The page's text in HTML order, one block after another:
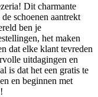
Dit charmante
schoenen aantrekt
ben je
het maken
dat elke klant tevreden
uitdagingen en
is dat het een gratis te
en beginnen met